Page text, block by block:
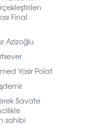
Final
Azizoğlu
Yasir Polat
Savate
sahibi